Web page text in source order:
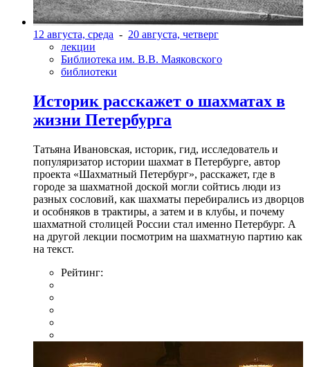
12 августа, среда - 20 августа, четверг
лекции
Библиотека им. В.В. Маяковского
библиотеки
Историк расскажет о шахматах в
жизни Петербурга
Татьяна Ивановская, историк, гид, исследователь и
популяризатор истории шахмат в Петербурге, автор
проекта «Шахматный Петербург», расскажет, где в
городе за шахматной доской могли сойтись люди из
разных сословий, как шахматы перебирались из дворцов
и особняков в трактиры, а затем и в клубы, и почему
шахматной столицей России стал именно Петербург. А
на другой лекции посмотрим на шахматную партию как
на текст.
Рейтинг: